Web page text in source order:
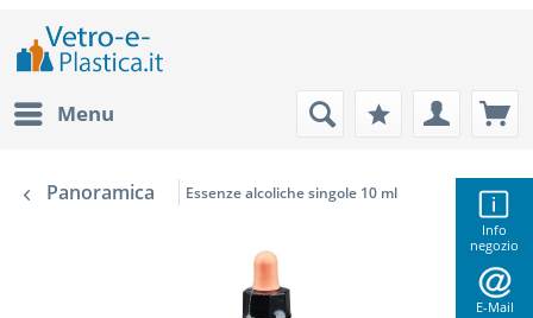
Info
negozio
E-Mail
Menu
Panoramica Essenze alcoliche singole 10 ml